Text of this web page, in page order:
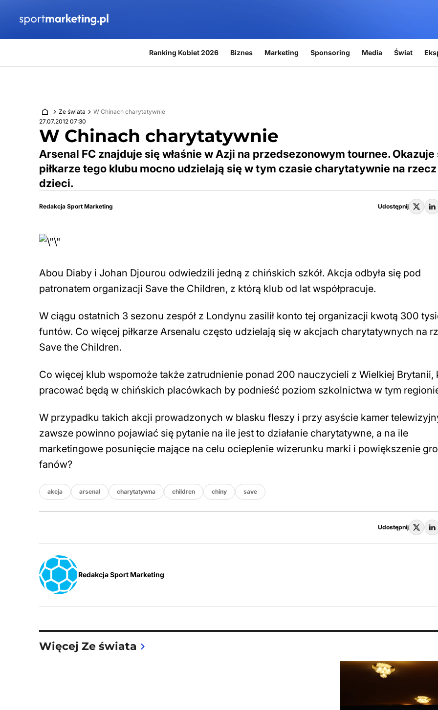
Ranking Kobiet 2026 Biznes Marketing Sponsoring Media Świat
Ze świata
W Chinach charytatywnie
27.07.2012 07:30
W Chinach charytatywnie
Arsenal FC znajduje się właśnie w Azji na przedsezonowym tournee. Okazuje
piłkarze tego klubu mocno udzielają się w tym czasie charytatywnie na rzecz
dzieci.
Redakcja Sport Marketing Udostępnij
Abou Diaby i Johan Djourou odwiedzili jedną z chińskich szkół. Akcja odbyła się pod
patronatem organizacji Save the Children, z którą klub od lat współpracuje.
W ciągu ostatnich 3 sezonu zespół z Londynu zasilił konto tej organizacji kwotą 300
funtów. Co więcej piłkarze Arsenalu często udzielają się w akcjach charytatywnych na
Save the Children.
Co więcej klub wspomoże także zatrudnienie ponad 200 nauczycieli z Wielkiej Brytanii,
pracować będą w chińskich placówkach by podnieść poziom szkolnictwa w tym
W przypadku takich akcji prowadzonych w blasku fleszy i przy asyście kamer
zawsze powinno pojawiać się pytanie na ile jest to działanie charytatywne, a na ile
marketingowe posunięcie mające na celu ocieplenie wizerunku marki i powiększenie
fanów?
akcja arsenal charytatywna children chiny save
Udostępnij
Redakcja Sport Marketing
Więcej Ze świata